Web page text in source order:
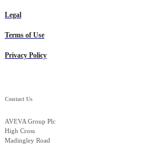
Legal
Terms of Use
Privacy Policy
Contact Us
AVEVA Group Plc
High Cross
Madingley Road